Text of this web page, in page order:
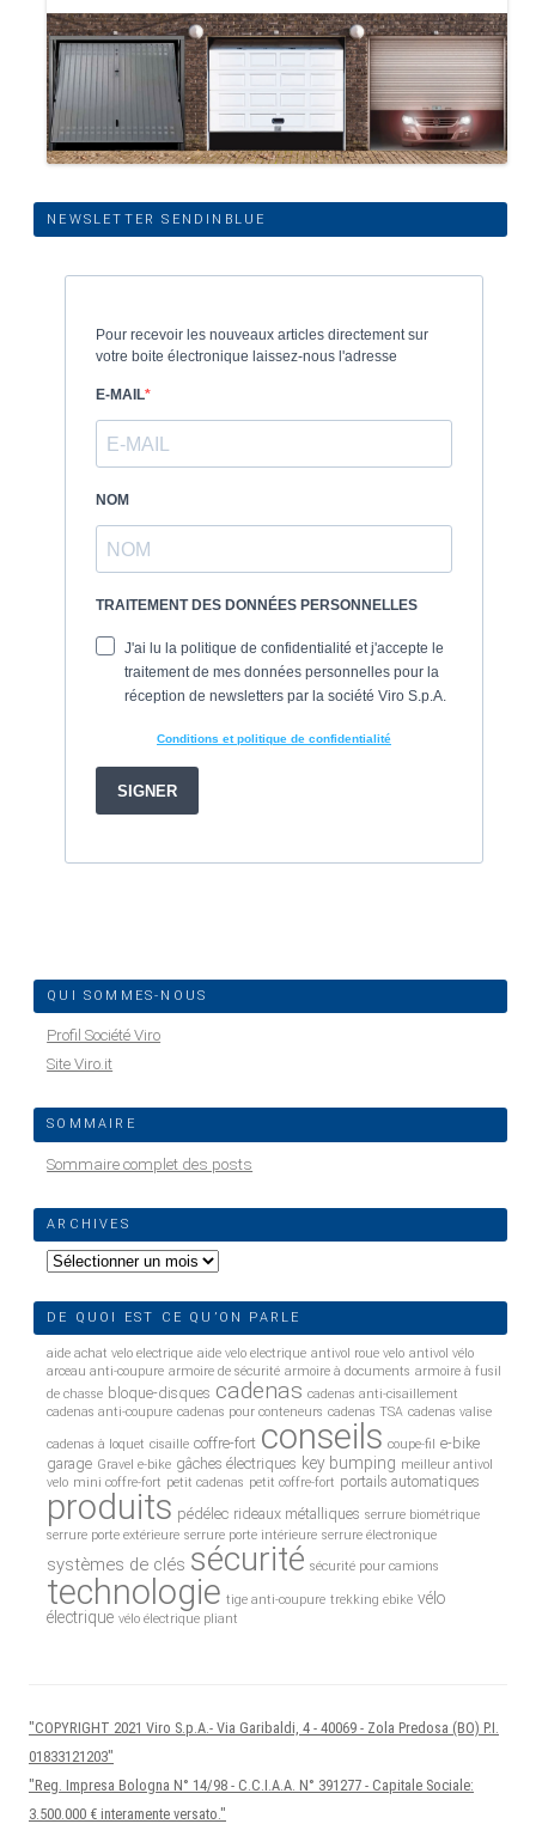
NEWSLETTER SENDINBLUE
QUI SOMMES-NOUS
Profil Société Viro
Site Viro.it
SOMMAIRE
Sommaire complet des posts
ARCHIVES
Archives
DE QUOI EST CE QU’ON PARLE
aide achat velo electrique aide velo electrique antivol roue velo antivol vélo
arceau anti-coupure armoire de sécurité armoire à documents armoire à fusil
de chasse bloque-disques cadenas cadenas anti-cisaillement
cadenas anti-coupure cadenas pour conteneurs cadenas TSA cadenas valise
cadenas à loquet cisaille coffre-fort conseils coupe-fil
e-bike
garage Gravel e-bike gâches électriques key bumping meilleur antivol
velo mini coffre-fort petit cadenas petit coffre-fort portails automatiques
produits pédélec rideaux métalliques serrure biométrique
serrure porte extérieure serrure porte intérieure serrure électronique
systèmes de clés sécurité sécurité pour camions
technologie tige anti-coupure trekking ebike vélo
électrique vélo électrique pliant
"COPYRIGHT 2021 Viro S.p.A.- Via Garibaldi, 4 - 40069 - Zola Predosa (BO) P.I.
01833121203"
"Reg. Impresa Bologna N° 14/98 - C.C.I.A.A. N° 391277 - Capitale Sociale:
3.500.000 € interamente versato."